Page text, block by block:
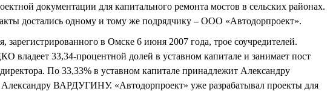
документации для капитального ремонта мостов в сельских районах.
достались одному и тому же подрядчику – ООО «Автодорпроект».
зарегистрированного в Омске 6 июня 2007 года, трое соучредителей.
владеет 33,34-процентной долей в уставном капитале и занимает пост
По 33,33% в уставном капитале принадлежит Александру
ВАРДУГИНУ. «Автодорпроект» уже разрабатывал проекты для